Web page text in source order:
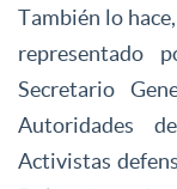
También lo
representado
Secretario
Autoridades
Activistas